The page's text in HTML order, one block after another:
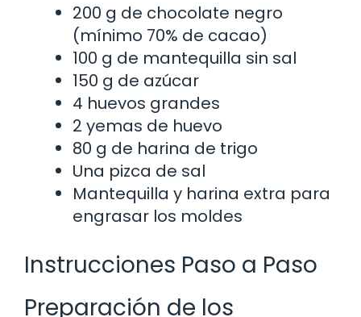
200 g de chocolate negro
(mínimo 70% de cacao)
100 g de mantequilla sin sal
150 g de azúcar
4 huevos grandes
2 yemas de huevo
80 g de harina de trigo
Una pizca de sal
Mantequilla y harina extra para
engrasar los moldes
Instrucciones Paso a Paso
Preparación de los